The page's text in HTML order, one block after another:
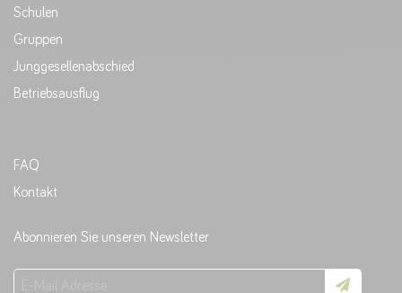
Schulen
Gruppen
Junggesellenabschied
Betriebsausflug
FAQ
Kontakt
Abonnieren Sie unseren Newsletter